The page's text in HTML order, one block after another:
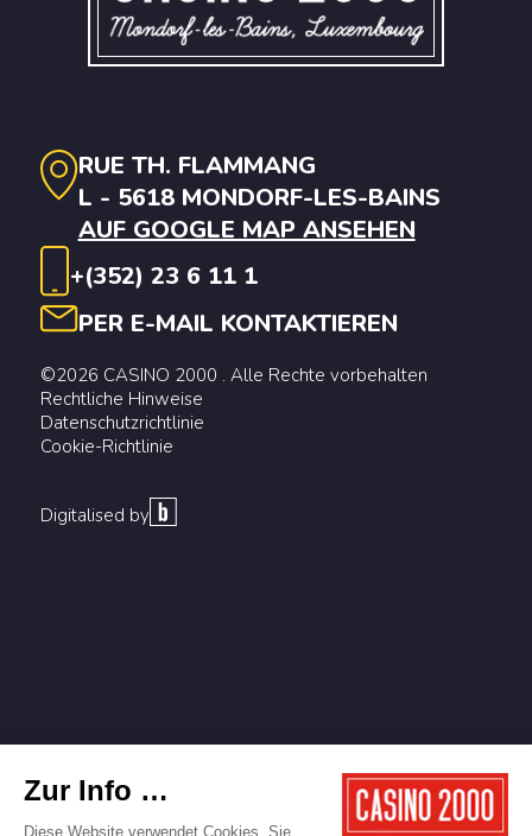
RUE TH. FLAMMANG
L - 5618 MONDORF-LES-BAINS
AUF GOOGLE MAP ANSEHEN
+(352) 23 6 11 1
PER E-MAIL KONTAKTIEREN
©2026 CASINO 2000 . Alle Rechte vorbehalten
Rechtliche Hinweise
Datenschutzrichtlinie
Cookie-Richtlinie
Digitalised by